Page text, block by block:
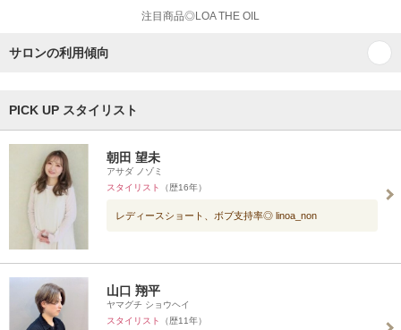
注目商品◎LOA THE OIL
サロンの利用傾向
PICK UP スタイリスト
朝田 望未
アサダ ノゾミ
スタイリスト
（歴16年）
レディースショート、ボブ支持率◎ linoa_non
山口 翔平
ヤマグチ ショウヘイ
スタイリスト
（歴11年）